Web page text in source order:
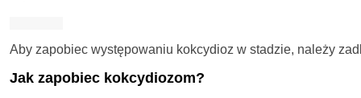
Aby zapobiec występowaniu kokcydioz w stadzie, należy
Jak zapobiec kokcydiozom?